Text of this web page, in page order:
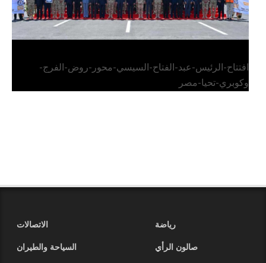
افتتاح-الرئيس-عبد-الفتاح-السيسي-محور-روض-الفرج-
وكوبري-تحيا-مصر
رياضة
الاتصالات
صالون الرأي
السياحة والطيران